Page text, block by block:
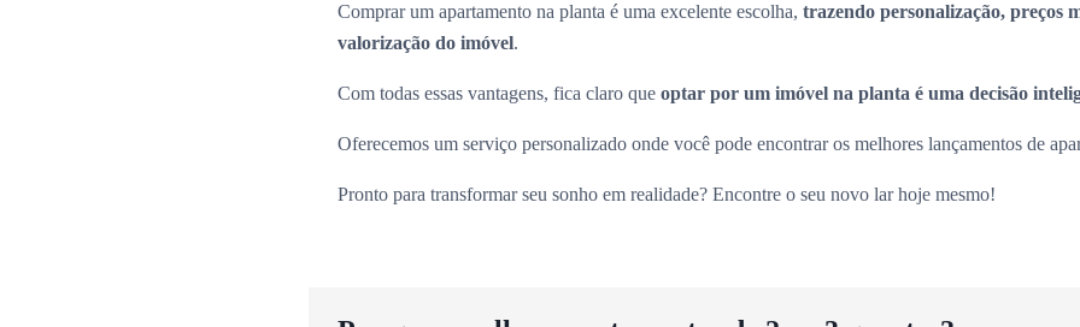
Comprar um apartamento na planta é uma excelente escolha, trazendo personalização, preços
valorização do imóvel.
Com todas essas vantagens, fica claro que optar por um imóvel na planta é uma decisão
Oferecemos um serviço personalizado onde você pode encontrar os melhores lançamentos de
Pronto para transformar seu sonho em realidade? Encontre o seu novo lar hoje mesmo!